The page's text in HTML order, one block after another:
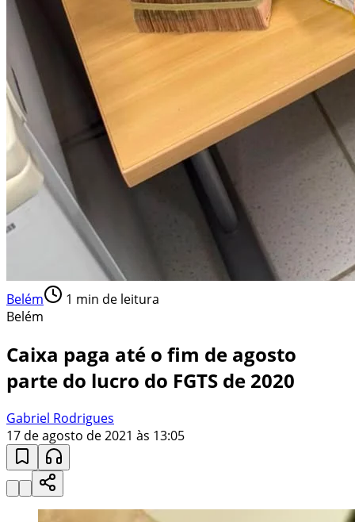
Belém 1 min de leitura
Belém
Caixa paga até o fim de agosto
parte do lucro do FGTS de 2020
Gabriel Rodrigues
17 de agosto de 2021 às 13:05